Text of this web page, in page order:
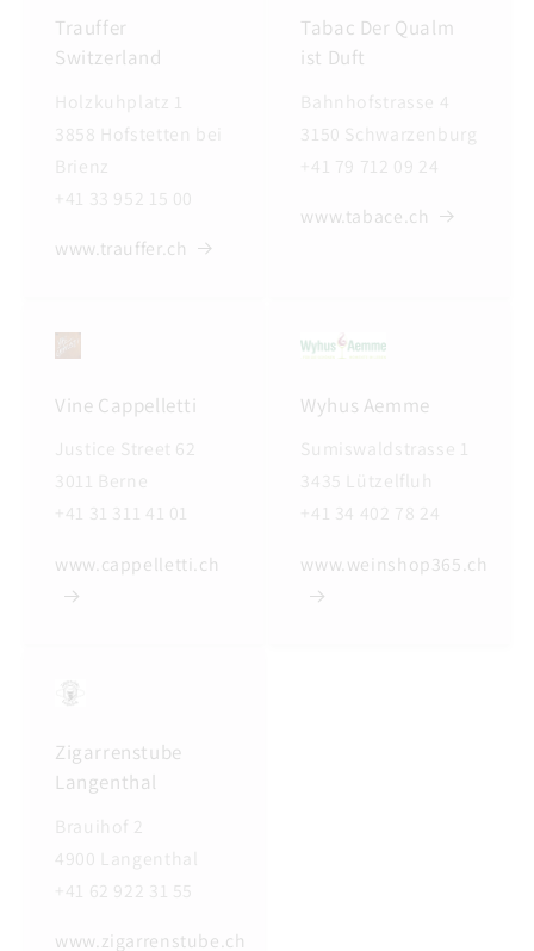
Trauffer
Switzerland
Holzkuhplatz 1
3858 Hofstetten bei
Brienz
+41 33 952 15 00
www.trauffer.ch
Tabac Der Qualm
ist Duft
Bahnhofstrasse 4
3150 Schwarzenburg
+41 79 712 09 24
www.tabace.ch
Vine Cappelletti
Justice Street 62
3011 Berne
+41 31 311 41 01
www.cappelletti.ch
Wyhus Aemme
Sumiswaldstrasse 1
3435 Lützelfluh
+41 34 402 78 24
www.weinshop365.ch
Zigarrenstube
Langenthal
Brauihof 2
4900 Langenthal
+41 62 922 31 55
www.zigarrenstube.ch